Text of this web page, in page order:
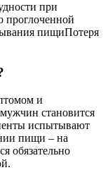
при
проглоченной
пищиПотеря
и
становится
испытывают
пищи – на
обязательно